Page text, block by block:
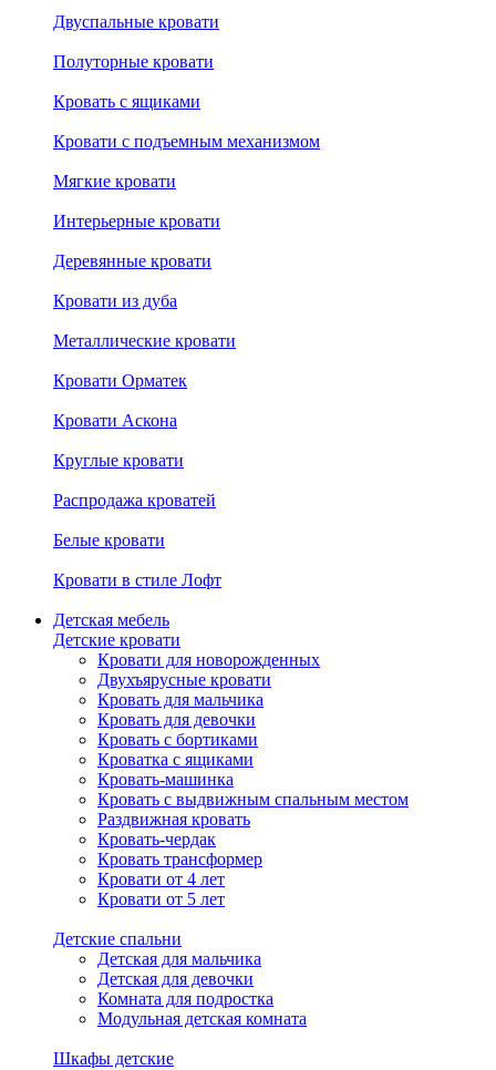
Двуспальные кровати
Полуторные кровати
Кровать с ящиками
Кровати с подъемным механизмом
Мягкие кровати
Интерьерные кровати
Деревянные кровати
Кровати из дуба
Металлические кровати
Кровати Орматек
Кровати Аскона
Круглые кровати
Распродажа кроватей
Белые кровати
Кровати в стиле Лофт
Детская мебель
Детские кровати
Кровати для новорожденных
Двухъярусные кровати
Кровать для мальчика
Кровать для девочки
Кровать с бортиками
Кроватка с ящиками
Кровать-машинка
Кровать с выдвижным спальным местом
Раздвижная кровать
Кровать-чердак
Кровать трансформер
Кровати от 4 лет
Кровати от 5 лет
Детские спальни
Детская для мальчика
Детская для девочки
Комната для подростка
Модульная детская комната
Шкафы детские